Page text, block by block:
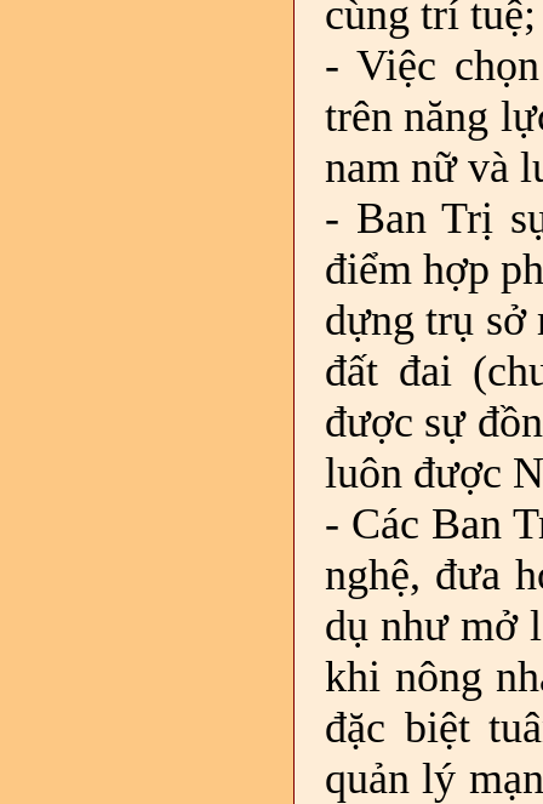
cùng trí tuệ;
- Việc
trên năng
nam nữ và
- Ban Trị
điểm hợp
dựng trụ sở
đất đai
được sự
luôn được
- Các Ban
nghệ, đưa
dụ như mở
khi nông
đặc biệt
quản lý